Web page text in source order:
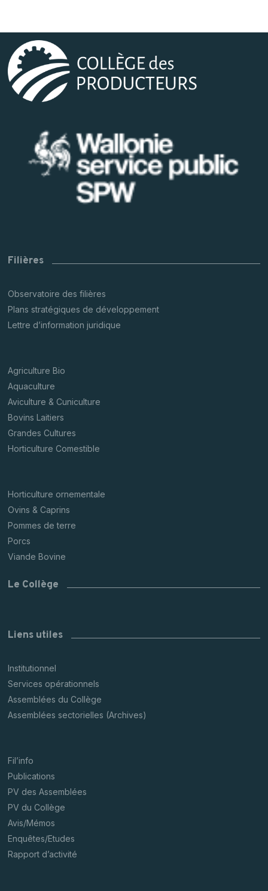
Filières
Observatoire des filières
Plans stratégiques de développement
Lettre d’information juridique
Agriculture Bio
Aquaculture
Aviculture & Cuniculture
Bovins Laitiers
Grandes Cultures
Horticulture Comestible
Horticulture ornementale
Ovins & Caprins
Pommes de terre
Porcs
Viande Bovine
Le Collège
Liens utiles
Institutionnel
Services opérationnels
Assemblées du Collège
Assemblées sectorielles (Archives)
Fil’info
Publications
PV des Assemblées
PV du Collège
Avis/Mémos
Enquêtes/Etudes
Rapport d’activité